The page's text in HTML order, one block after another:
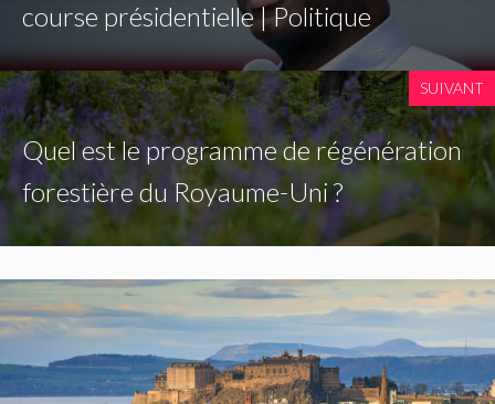
course présidentielle | Politique
SUIVANT
Quel est le programme de régénération
forestière du Royaume-Uni ?